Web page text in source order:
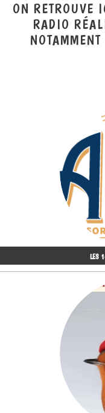
ON RETROUVE
RADIO
LES